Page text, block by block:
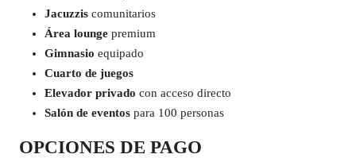
Jacuzzis comunitarios
Área lounge premium
Gimnasio equipado
Cuarto de juegos
Elevador privado con acceso directo
Salón de eventos para 100 personas
OPCIONES DE PAGO